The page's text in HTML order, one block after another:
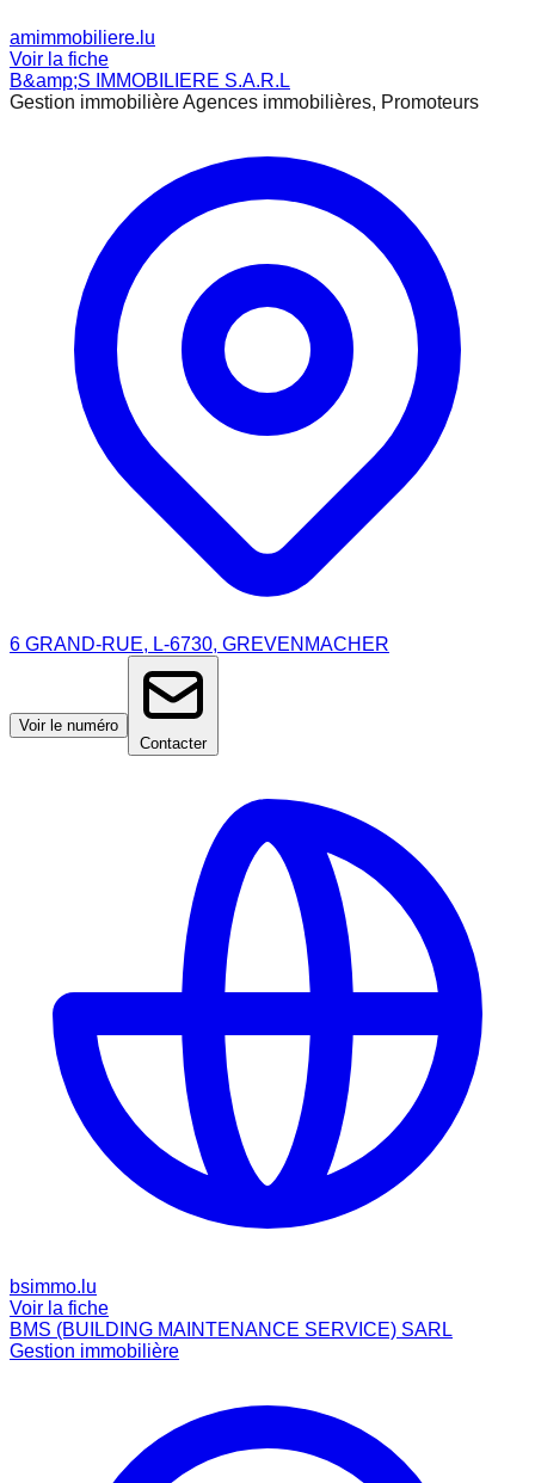
amimmobiliere.lu
Voir la fiche
B&amp;S IMMOBILIERE S.A.R.L
Gestion immobilière Agences immobilières, Promoteurs
6 GRAND-RUE, L-6730, GREVENMACHER
Voir le numéro
Contacter
bsimmo.lu
Voir la fiche
BMS (BUILDING MAINTENANCE SERVICE) SARL
Gestion immobilière